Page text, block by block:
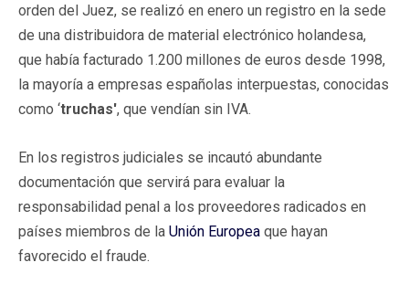
orden del Juez, se realizó en enero un registro en la sede
de una distribuidora de material electrónico holandesa,
que había facturado 1.200 millones de euros desde 1998,
la mayoría a empresas españolas interpuestas, conocidas
como ‘truchas', que vendían sin IVA.
En los registros judiciales se incautó abundante
documentación que servirá para evaluar la
responsabilidad penal a los proveedores radicados en
países miembros de la Unión Europea que hayan
favorecido el fraude.